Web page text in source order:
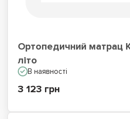
Ортопедичний матрац
літо
В наявності
3 123 грн